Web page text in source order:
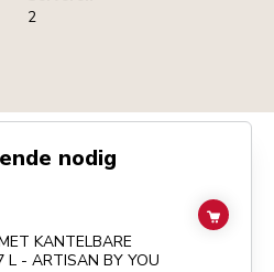
2
nodig
KOP 4,7 L - ARTISAN BY YOU
KANTELBARE
L - ARTISAN BY YOU
ADD